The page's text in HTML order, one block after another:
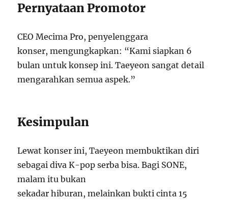
Pernyataan Promotor
CEO Mecima Pro, penyelenggara
konser, mengungkapkan: “Kami siapkan 6
bulan untuk konsep ini. Taeyeon sangat detail
mengarahkan semua aspek.”
Kesimpulan
Lewat konser ini, Taeyeon membuktikan diri
sebagai diva K-pop serba bisa. Bagi SONE,
malam itu bukan
sekadar hiburan, melainkan bukti cinta 15